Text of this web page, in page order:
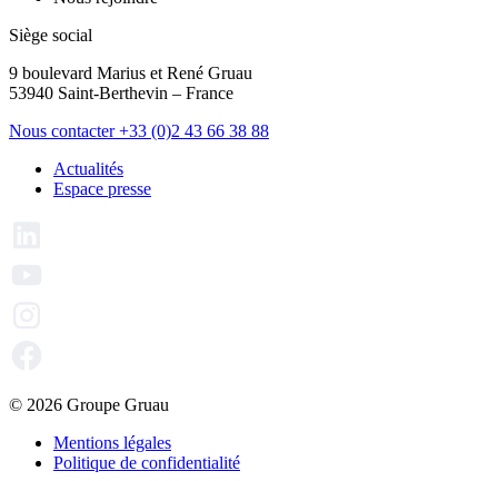
Siège social
9 boulevard Marius et René Gruau
53940 Saint-Berthevin – France
Nous contacter +33 (0)2 43 66 38 88
Actualités
Espace presse
© 2026 Groupe Gruau
Mentions légales
Politique de confidentialité